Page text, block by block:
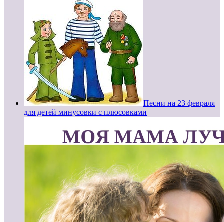
Песни на 23 февраля
для детей минусовки с плюсовками